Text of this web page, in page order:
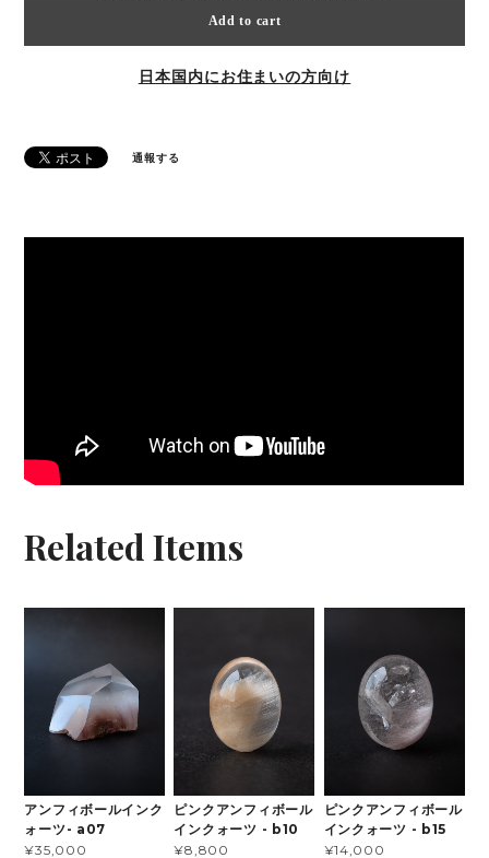
Add to cart
日本国内にお住まいの方向け
通報する
Related Items
アンフィボールインク
ォーツ- a07
¥35,000
ピンクアンフィボール
インクォーツ - b10
¥8,800
ピンクアンフィボール
インクォーツ - b15
¥14,000